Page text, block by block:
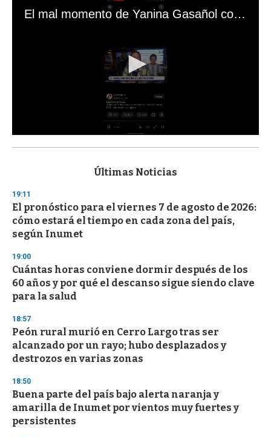
El mal momento de Yanina Gasañol con un hincha argentino en "Subrayado"
s
d
s
o
f
3
s
e
c
o
n
d
Últimas Noticias
19:11
El pronóstico para el viernes 7 de agosto de 2026:
cómo estará el tiempo en cada zona del país,
según Inumet
19:00
Cuántas horas conviene dormir después de los
60 años y por qué el descanso sigue siendo clave
para la salud
18:57
Peón rural murió en Cerro Largo tras ser
alcanzado por un rayo; hubo desplazados y
destrozos en varias zonas
18:50
Buena parte del país bajo alerta naranja y
amarilla de Inumet por vientos muy fuertes y
persistentes